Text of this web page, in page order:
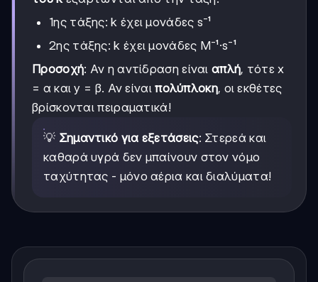
1ης τάξης: k έχει μονάδες s⁻¹
2ης τάξης: k έχει μονάδες M⁻¹·s⁻¹
Προσοχή: Αν η αντίδραση είναιαπλή, τότε x
= α και y = β. Αν είναιπολύπλοκη, οι εκθέτες
βρίσκονται πειραματικά!
💡 Σημαντικό για εξετάσεις: Στερεά και
καθαρά υγρά δεν μπαίνουν στον νόμο
ταχύτητας - μόνο αέρια και διαλύματα!